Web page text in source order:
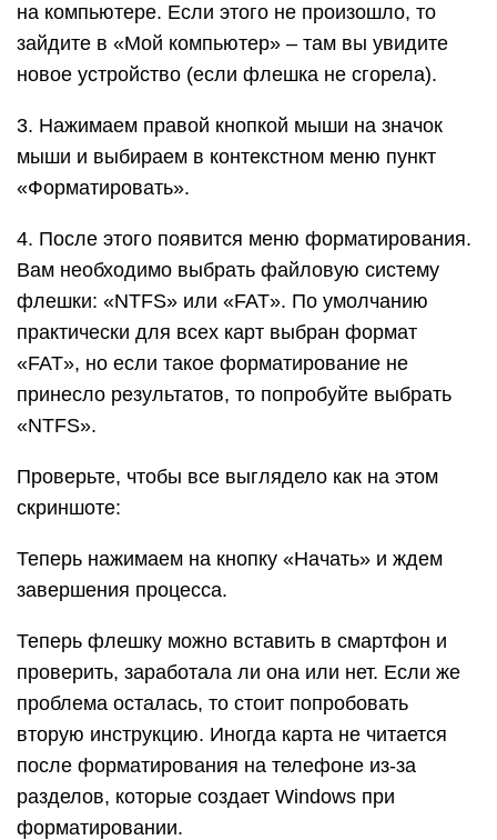
на компьютере. Если этого не произошло, то
зайдите в «Мой компьютер» – там вы увидите
новое устройство (если флешка не сгорела).
3. Нажимаем правой кнопкой мыши на значок
мыши и выбираем в контекстном меню пункт
«Форматировать».
4. После этого появится меню форматирования.
Вам необходимо выбрать файловую систему
флешки: «NTFS» или «FAT». По умолчанию
практически для всех карт выбран формат
«FAT», но если такое форматирование не
принесло результатов, то попробуйте выбрать
«NTFS».
Проверьте, чтобы все выглядело как на этом
скриншоте:
Теперь нажимаем на кнопку «Начать» и ждем
завершения процесса.
Теперь флешку можно вставить в смартфон и
проверить, заработала ли она или нет. Если же
проблема осталась, то стоит попробовать
вторую инструкцию. Иногда карта не читается
после форматирования на телефоне из-за
разделов, которые создает Windows при
форматировании.